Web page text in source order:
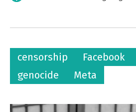
censorship Facebook
genocide
Meta